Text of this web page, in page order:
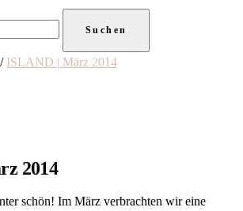
/ ISLAND | März 2014
2014
schön! Im März verbrachten wir eine